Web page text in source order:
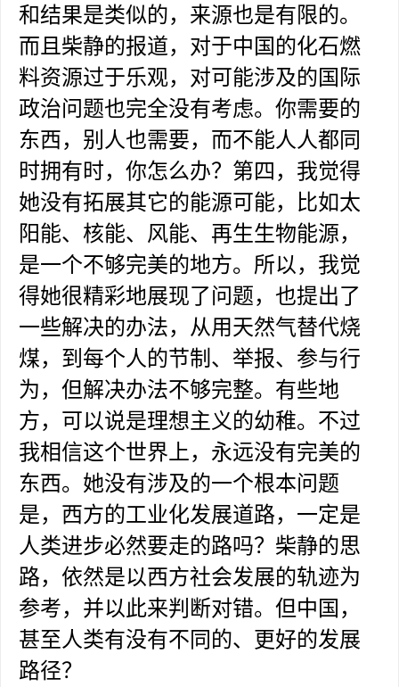
和结果是类似的，来源也是有限的。
而且柴静的报道，对于中国的化石燃
料资源过于乐观，对可能涉及的国际
政治问题也完全没有考虑。你需要的
东西，别人也需要，而不能人人都同
时拥有时，你怎么办？第四，我觉得
她没有拓展其它的能源可能，比如太
阳能、核能、风能、再生生物能源，
是一个不够完美的地方。所以，我觉
得她很精彩地展现了问题，也提出了
一些解决的办法，从用天然气替代烧
煤，到每个人的节制、举报、参与行
为，但解决办法不够完整。有些地
方，可以说是理想主义的幼稚。不过
我相信这个世界上，永远没有完美的
东西。她没有涉及的一个根本问题
是，西方的工业化发展道路，一定是
人类进步必然要走的路吗？柴静的思
路，依然是以西方社会发展的轨迹为
参考，并以此来判断对错。但中国，
甚至人类有没有不同的、更好的发展
路径？